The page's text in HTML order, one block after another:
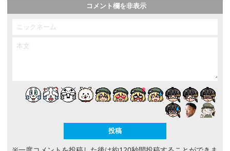
コメント欄を非表示